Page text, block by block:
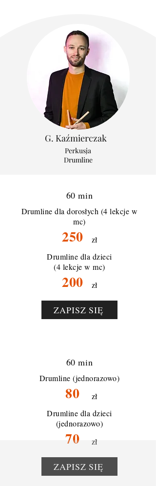
G. Kaźmierczak
Perkusja
Drumline
60 min
Drumline dla dorosłych (4 lekcje w
mc)
250
zł
Drumline dla dzieci
(4 lekcje w mc)
zł
200
ZAPISZ SIĘ
60 min
Drumline (jednorazowo)
80
zł
Drumline dla dzieci
(jednorazowo)
zł
70
ZAPISZ SIĘ